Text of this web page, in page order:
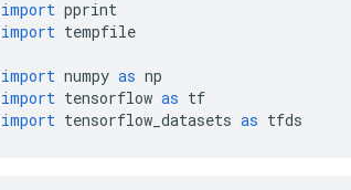
import pprint
import tempfile
import numpy as np
import tensorflow as tf
import tensorflow_datasets as tfds